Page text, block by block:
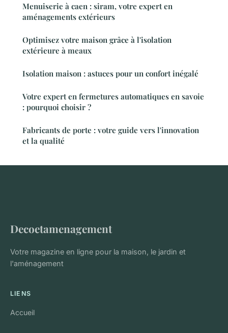
Menuiserie à caen : siram, votre expert en
aménagements extérieurs
Optimisez votre maison grâce à l'isolation
extérieure à meaux
Isolation maison : astuces pour un confort inégalé
Votre expert en fermetures automatiques en savoie
: pourquoi choisir ?
Fabricants de porte : votre guide vers l'innovation
et la qualité
Decoetamenagement
Votre magazine en ligne pour la maison, le jardin et
l'aménagement
LIENS
Accueil